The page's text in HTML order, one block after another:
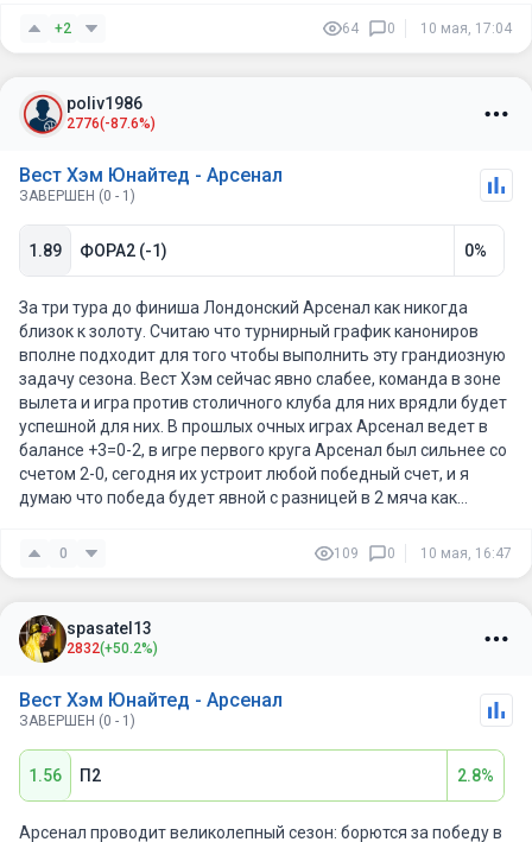
+2 64 0 10 мая, 17:04
poliv1986
2776(-87.6%)
Вест Хэм Юнайтед - Арсенал
ЗАВЕРШЕН (0 - 1)
1.89 ФОРА2 (-1) 0%
За три тура до финиша Лондонский Арсенал как никогда
близок к золоту. Считаю что турнирный график канониров
вполне подходит для того чтобы выполнить эту грандиозную
задачу сезона. Вест Хэм сейчас явно слабее, команда в зоне
вылета и игра против столичного клуба для них врядли будет
успешной для них. В прошлых очных играх Арсенал ведет в
балансе +3=0-2, в игре первого круга Арсенал был сильнее со
счетом 2-0, сегодня их устроит любой победный счет, и я
думаю что победа будет явной с разницей в 2 мяча как
буду, Арсеналу еще играть финал лиги чемпионов и силы и
0 109 0 10 мая, 16:47
spasatel13
2832(+50.2%)
Вест Хэм Юнайтед - Арсенал
ЗАВЕРШЕН (0 - 1)
1.56 П2 2.8%
Арсенал проводит великолепный сезон: борются за победу в